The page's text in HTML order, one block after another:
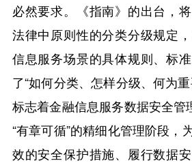
必然要求。《指南》的出台，
法律中原则性的分类分级规定
信息服务场景的具体规则、标
了“如何分类、怎样分级、何为
标志着金融信息服务数据安全管
“有章可循”的精细化管理阶段，
效的安全保护措施、履行数据